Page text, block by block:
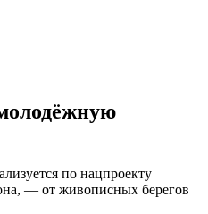
по нацпроекту
— от живописных берегов